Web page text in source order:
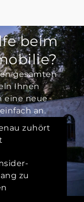
beim
gesamten
Ihnen
eine neue
an.
zuhört
zu